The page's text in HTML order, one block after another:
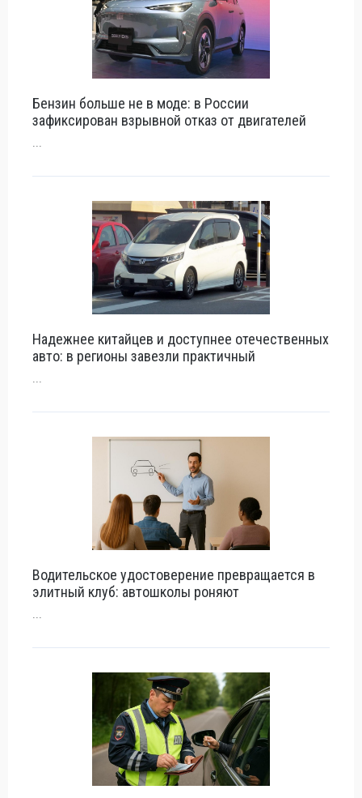
Бензин больше не в моде: в России
зафиксирован взрывной отказ от двигателей
Надежнее китайцев и доступнее отечественных
авто: в регионы завезли практичный
Водительское удостоверение превращается в
элитный клуб: автошколы роняют